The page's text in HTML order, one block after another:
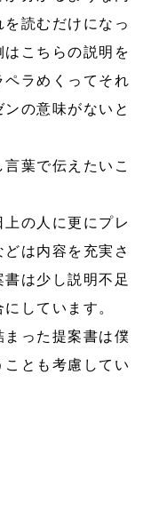
読むだけになっ
こちらの説明を
ラめくってそれ
の意味がないと
葉で伝えたいこ
の人に更にプレ
は内容を充実さ
は少し説明不足
しています。
った提案書は僕
とも考慮してい